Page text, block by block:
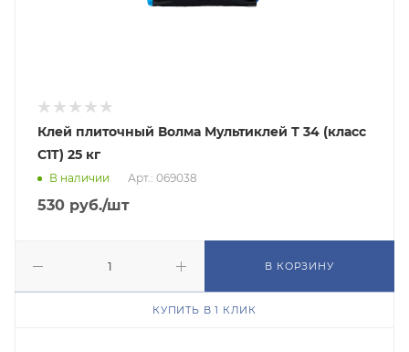
Клей плиточный Волма Мультиклей Т 34 (класс
C1T) 25 кг
В наличии Арт.: 069038
530 руб./шт
В КОРЗИНУ
КУПИТЬ В 1 КЛИК